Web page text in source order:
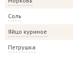
Соль
Яйцо куриное
Петрушка